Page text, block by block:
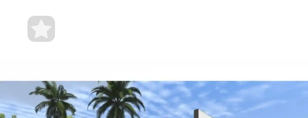
nous
nous
Termes